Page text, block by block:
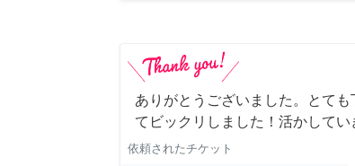
ありがとうございました。とて
てビックリしました！活かしてい
依頼されたチケット